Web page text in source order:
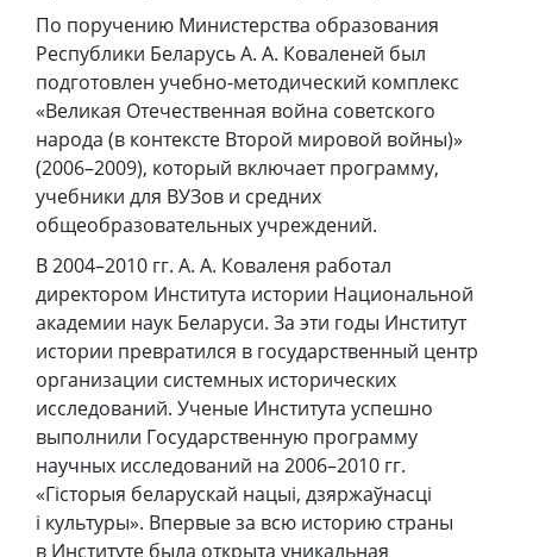
По поручению Министерства образования
Республики Беларусь А. А. Коваленей был
подготовлен учебно-методический комплекс
«Великая Отечественная война советского
народа (в контексте Второй мировой войны)»
(2006–2009), который включает программу,
учебники для ВУЗов и средних
общеобразовательных учреждений.
В 2004–2010 гг. А. А. Коваленя работал
директором Института истории Национальной
академии наук Беларуси. За эти годы Институт
истории превратился в государственный центр
организации системных исторических
исследований. Ученые Института успешно
выполнили Государственную программу
научных исследований на 2006–2010 гг.
«Гісторыя беларускай нацыі, дзяржаўнасці
і культуры». Впервые за всю историю страны
в Институте была открыта уникальная